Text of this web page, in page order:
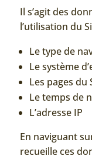
Il s’agit des
l’utilisation du
Le type de
Le système
Les pages du
Le temps de
L’adresse IP
En naviguant
recueille ces